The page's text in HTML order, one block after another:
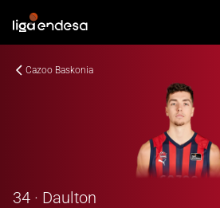
Cazoo Baskonia
34 · Daulton